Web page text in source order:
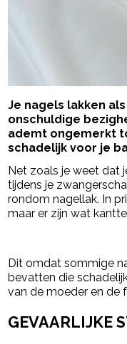
Je nagels lakken
onschuldige
ademt ongemerkt
schadelijk voor je
Net zoals je weet dat
tijdens je
rondom nagellak. In
maar er zijn wat
Dit omdat sommige
bevatten die
van de moeder en de
GEVAARLIJKE